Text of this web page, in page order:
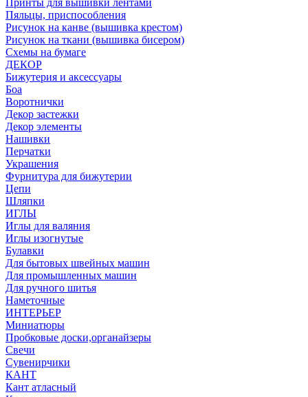
Принты для вышивки лентами
Пяльцы, приспособления
Рисунок на канве (вышивка крестом)
Рисунок на ткани (вышивка бисером)
Схемы на бумаге
ДЕКОР
Бижутерия и аксессуары
Боа
Воротнички
Декор застежки
Декор элементы
Нашивки
Перчатки
Украшения
Фурнитура для бижутерии
Цепи
Шляпки
ИГЛЫ
Иглы для валяния
Иглы изогнутые
Булавки
Для бытовых швейных машин
Для промышленных машин
Для ручного шитья
Наметочные
ИНТЕРЬЕР
Миниатюры
Пробковые доски,органайзеры
Свечи
Сувенирчики
КАНТ
Кант атласный